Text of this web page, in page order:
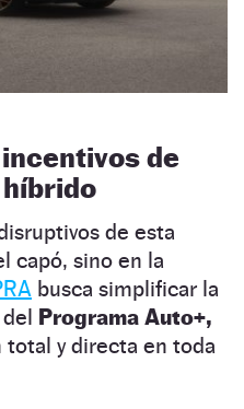
de
de esta
capó, sino en la
busca simplificar la
Programa Auto+,
y directa en toda